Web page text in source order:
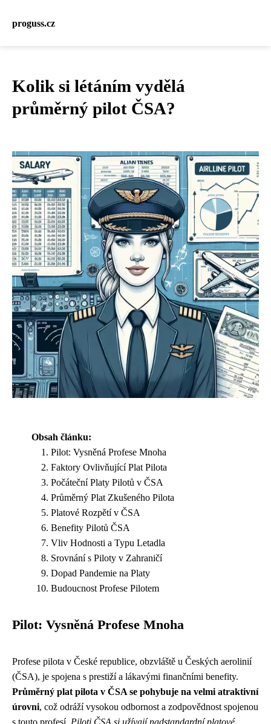
proguss.cz
Kolik si létáním vydělá
průměrný pilot ČSA?
Obsah článku:
Pilot: Vysněná Profese Mnoha
Faktory Ovlivňující Plat Pilota
Počáteční Platy Pilotů v ČSA
Průměrný Plat Zkušeného Pilota
Platové Rozpětí v ČSA
Benefity Pilotů ČSA
Vliv Hodnosti a Typu Letadla
Srovnání s Piloty v Zahraničí
Dopad Pandemie na Platy
Budoucnost Profese Pilotem
Pilot: Vysněná Profese Mnoha
Profese pilota v České republice, obzvláště u Českých aerolinií
(ČSA), je spojena s prestiží a lákavými finančními benefity.
Průměrný plat pilota v ČSA se pohybuje na velmi atraktivní
úrovni, což odráží vysokou odbornost a zodpovědnost spojenou
s touto profesí. Piloti ČSA si užívají nadstandardní platové